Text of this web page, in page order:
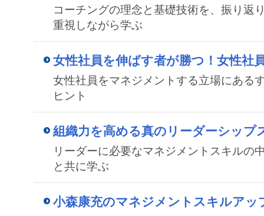
コーチングの理念と基礎技術を、振り返
重視しながら学ぶ
女性社員を伸ばす者が勝つ！女性社
女性社員をマネジメントする立場にある
ヒント
組織力を高める真のリーダーシップ
リーダーに必要なマネジメントスキルの
と共に学ぶ
小森康充のマネジメントスキルアッ